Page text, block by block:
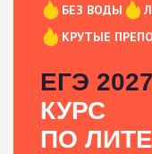
БЕЗ ВОДЫ
КРУТЫЕ
ЕГЭ
КУРС
ПО